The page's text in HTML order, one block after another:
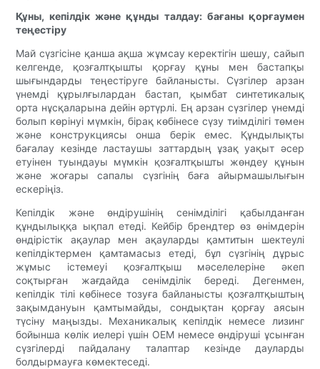
Құны, кепілдік және құнды талдау: бағаны қорғаумен
теңестіру
Май сүзгісіне қанша ақша жұмсау керектігін шешу, сайып
келгенде, қозғалтқышты қорғау құны мен бастапқы
шығындарды теңестіруге байланысты. Сүзгілер арзан
үнемді құрылғылардан бастап, қымбат синтетикалық
орта нұсқаларына дейін әртүрлі. Ең арзан сүзгілер үнемді
болып көрінуі мүмкін, бірақ көбінесе сүзу тиімділігі төмен
және конструкциясы онша берік емес. Құндылықты
бағалау кезінде ластаушы заттардың ұзақ уақыт әсер
етуінен туындауы мүмкін қозғалтқышты жөндеу құнын
және жоғары сапалы сүзгінің баға айырмашылығын
ескеріңіз.
Кепілдік және өндірушінің сенімділігі қабылданған
құндылыққа ықпал етеді. Кейбір брендтер өз өнімдерін
өндірістік ақаулар мен ақауларды қамтитын шектеулі
кепілдіктермен қамтамасыз етеді, бұл сүзгінің дұрыс
жұмыс істемеуі қозғалтқыш мәселелеріне әкеп
соқтырған жағдайда сенімділік береді. Дегенмен,
кепілдік тілі көбінесе тозуға байланысты қозғалтқыштың
зақымдануын қамтымайды, сондықтан қорғау аясын
түсіну маңызды. Механикалық кепілдік немесе лизинг
бойынша көлік иелері үшін OEM немесе өндіруші ұсынған
сүзгілерді пайдалану талаптар кезінде дауларды
болдырмауға көмектеседі.